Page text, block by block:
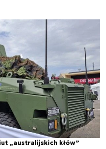
„australijskich kłów”